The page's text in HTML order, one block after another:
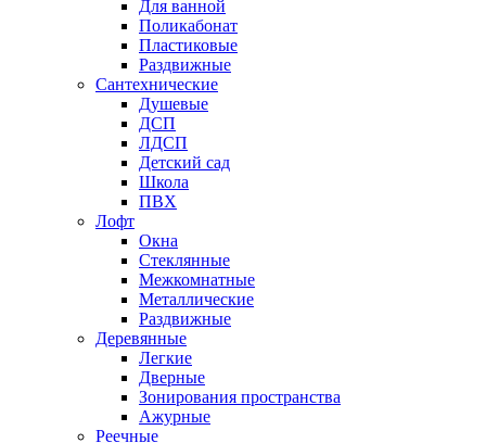
Для ванной
Поликабонат
Пластиковые
Раздвижные
Сантехнические
Душевые
ДСП
ЛДСП
Детский сад
Школа
ПВХ
Лофт
Окна
Стеклянные
Межкомнатные
Металлические
Раздвижные
Деревянные
Легкие
Дверные
Зонирования пространства
Ажурные
Реечные